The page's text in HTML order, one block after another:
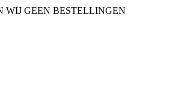
WIJ GEEN BESTELLINGEN